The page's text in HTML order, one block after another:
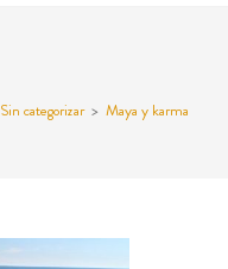
Sin categorizar > Maya y karma